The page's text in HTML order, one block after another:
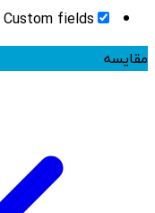
Custom fields
مقایسه